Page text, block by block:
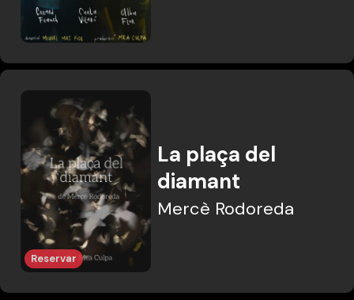
Reservar
La plaça del
diamant
Mercè Rodoreda